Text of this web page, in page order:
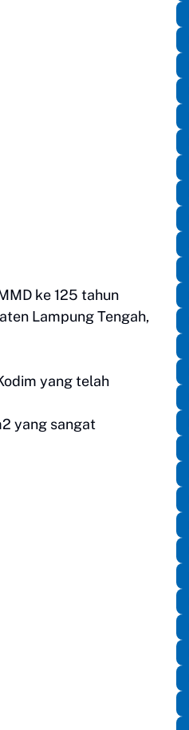
ke 125 tahun
Lampung Tengah,
yang telah
yang sangat